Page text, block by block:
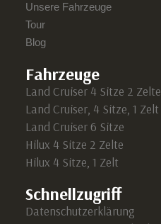
Unsere Fahrzeuge
Tour
Blog
Fahrzeuge
Land Cruiser 4 Sitze 2 Zelte
Land Cruiser, 4 Sitze, 1 Zelt
Land Cruiser 6 Sitze
Hilux 4 Sitze 2 Zelte
Hilux 4 Sitze, 1 Zelt
Schnellzugriff
Datenschutzerklärung